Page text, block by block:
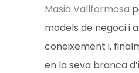
Masia Vallformosa
models de negoci i
coneixement i,
en la seva branca